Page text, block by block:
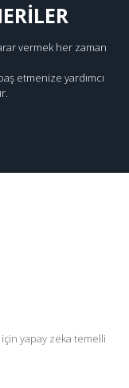
vermek her zaman
etmenize yardımcı
yapay zeka temelli